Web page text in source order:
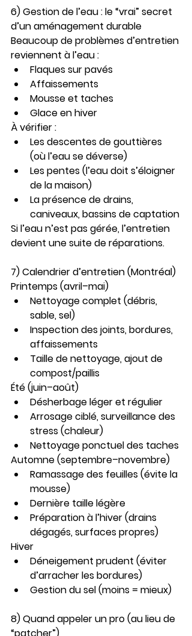
6) Gestion de l’eau : le “vrai” secret
d’un aménagement durable
Beaucoup de problèmes d’entretien
reviennent à l’eau :
Flaques sur pavés
Affaissements
Mousse et taches
Glace en hiver
À vérifier :
Les descentes de gouttières
(où l’eau se déverse)
Les pentes (l’eau doit s’éloigner
de la maison)
La présence de drains,
caniveaux, bassins de captation
Si l’eau n’est pas gérée, l’entretien
devient une suite de réparations.
7) Calendrier d’entretien (Montréal)
Printemps (avril–mai)
Nettoyage complet (débris,
sable, sel)
Inspection des joints, bordures,
affaissements
Taille de nettoyage, ajout de
compost/paillis
Été (juin–août)
Désherbage léger et régulier
Arrosage ciblé, surveillance des
stress (chaleur)
Nettoyage ponctuel des taches
Automne (septembre–novembre)
Ramassage des feuilles (évite la
mousse)
Dernière taille légère
Préparation à l’hiver (drains
dégagés, surfaces propres)
Hiver
Déneigement prudent (éviter
d’arracher les bordures)
Gestion du sel (moins = mieux)
8) Quand appeler un pro (au lieu de